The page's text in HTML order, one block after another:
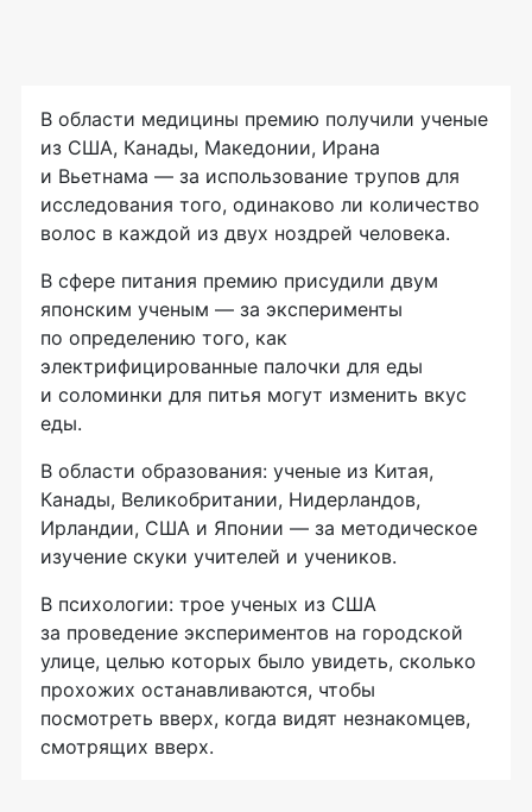
В области медицины премию получили ученые
из США, Канады, Македонии, Ирана
и Вьетнама — за использование трупов для
исследования того, одинаково ли количество
волос в каждой из двух ноздрей человека.
В сфере питания премию присудили двум
японским ученым — за эксперименты
по определению того, как
электрифицированные палочки для еды
и соломинки для питья могут изменить вкус
еды.
В области образования: ученые из Китая,
Канады, Великобритании, Нидерландов,
Ирландии, США и Японии — за методическое
изучение скуки учителей и учеников.
В психологии: трое ученых из США
за проведение экспериментов на городской
улице, целью которых было увидеть, сколько
прохожих останавливаются, чтобы
посмотреть вверх, когда видят незнакомцев,
смотрящих вверх.